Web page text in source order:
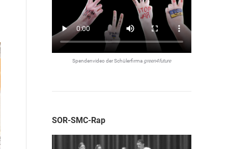
Spendenvideo der Schülerfirma green4future
SOR-SMC-Rap